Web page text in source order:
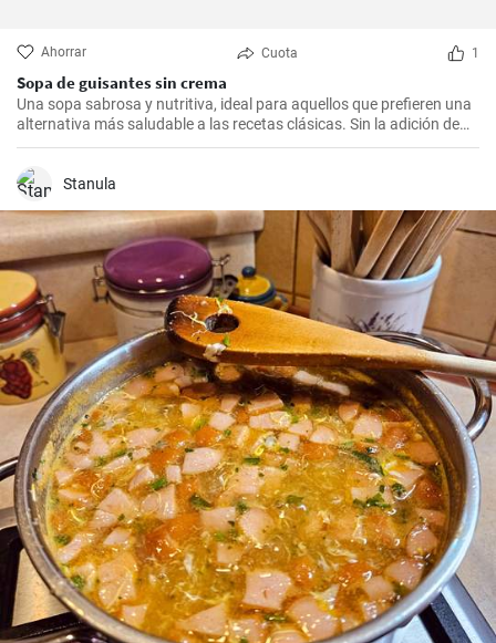
Ahorrar Cuota 1
Sopa de guisantes sin crema
Una sopa sabrosa y nutritiva, ideal para aquellos que prefieren una
alternativa más saludable a las recetas clásicas. Sin la adición de
crema, esta sopa es más ligera, pero igualmente rica en sabor.
Stanula